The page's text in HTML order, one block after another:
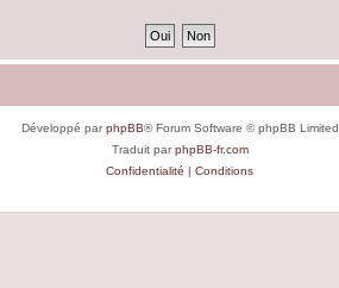
Développé parphpBB® Forum Software © phpBB Limited
Traduit parphpBB-fr.com
Confidentialité | Conditions